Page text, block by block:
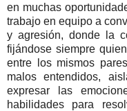
en muchas
trabajo en equipo a
y agresión, donde la
fijándose siempre
entre los mismos
malos entendidos,
expresar las
habilidades para